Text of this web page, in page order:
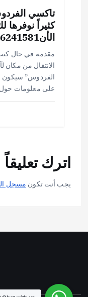
تاكسي
الأن66241581
مقدمة في حال
الانتقال من مكان
الفردوس” سيكون
على معلومات
اترك تعليقاً
يجب أنت تكون مسجل